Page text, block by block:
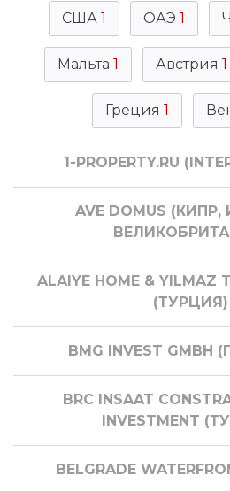
США 1 ОАЭ 1
Мальта 1 Австрия 1
Греция 1
1-PROPERTY.RU
AVE DOMUS
ALAIYE HOME & YILMAZ
(ТУРЦИЯ)
BMG INVEST GMBH
BRC INSAAT
INVESTMENT
BELGRADE